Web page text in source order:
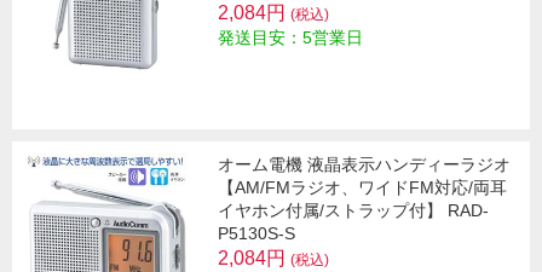
2,084円 (税込)
発送目安：5営業日
オーム電機 液晶表示ハンディーラジオ
【AM/FMラジオ、ワイドFM対応/両耳
イヤホン付属/ストラップ付】 RAD-
P5130S-S
2,084円 (税込)